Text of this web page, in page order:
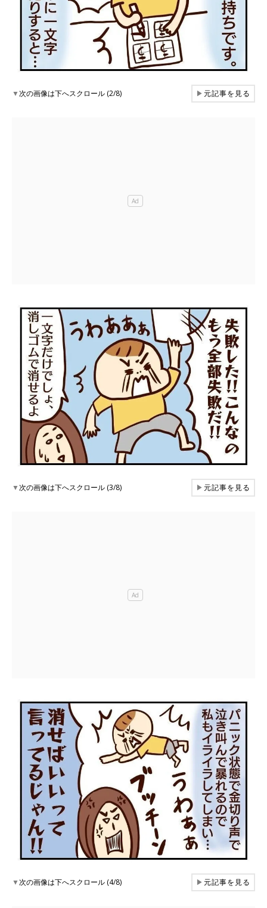
▼次の画像は下へスクロール (2/8) ▶元記事を見る
▼次の画像は下へスクロール (3/8) ▶元記事を見る
▼次の画像は下へスクロール (4/8) ▶元記事を見る